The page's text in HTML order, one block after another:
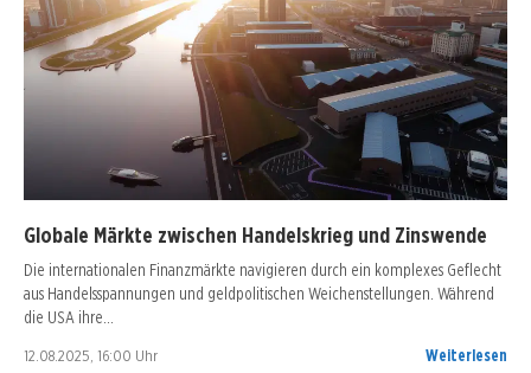
Globale Märkte zwischen Handelskrieg und Zinswende
Die internationalen Finanzmärkte navigieren durch ein komplexes Geflecht
aus Handelsspannungen und geldpolitischen Weichenstellungen. Während
die USA ihre…
12.08.2025, 16:00 Uhr Weiterlesen